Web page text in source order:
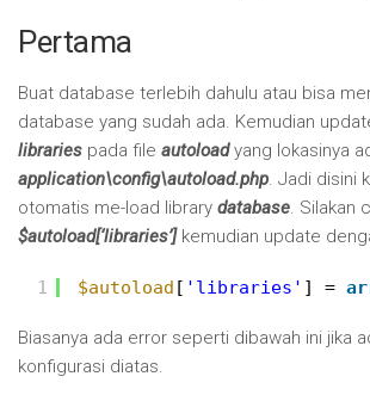
Pertama
Buat database terlebih dahulu atau bisa
database yang sudah ada. Kemudian
libraries pada file autoloadyang lokasinya
application\config\autoload.php. Jadi disini
otomatis me-load library database. Silakan
$autoload[‘libraries’]kemudian update
1 $autoload [ 'libraries' ] =
Biasanya ada error seperti dibawah ini jika
konfigurasi diatas.